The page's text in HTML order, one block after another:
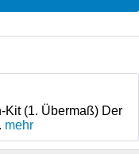
Kit (1. Übermaß) Der
mehr